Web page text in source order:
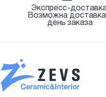
Экспресс-
Возможна
день заказа